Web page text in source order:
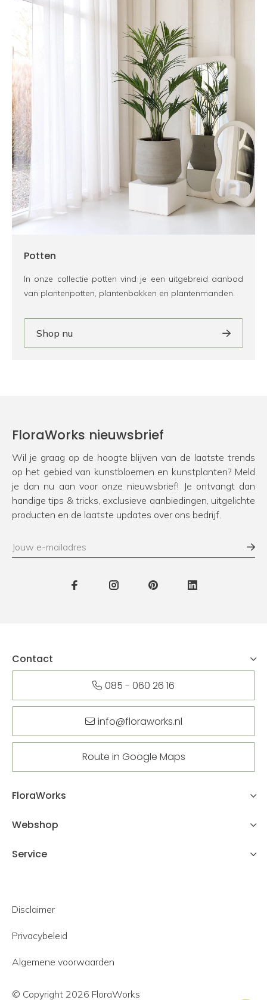
Potten
In onze collectie potten vind je een uitgebreid aanbod
van plantenpotten, plantenbakken en plantenmanden.
Shop nu
FloraWorks nieuwsbrief
Wil je graag op de hoogte blijven van de laatste trends
op het gebied van kunstbloemen en kunstplanten? Meld
je dan nu aan voor onze nieuwsbrief! Je ontvangt dan
handige tips & tricks, exclusieve aanbiedingen, uitgelichte
producten en de laatste updates over ons bedrijf.
Contact
085 - 060 26 16
info@floraworks.nl
Route in Google Maps
FloraWorks
Webshop
Service
Disclaimer
Privacybeleid
Algemene voorwaarden
© Copyright 2026 FloraWorks